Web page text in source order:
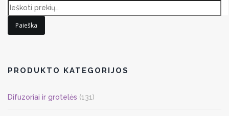
Paieška
PRODUKTO KATEGORIJOS
Difuzoriai ir grotelės (131)